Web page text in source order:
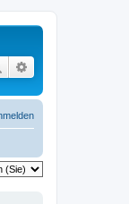
Suche